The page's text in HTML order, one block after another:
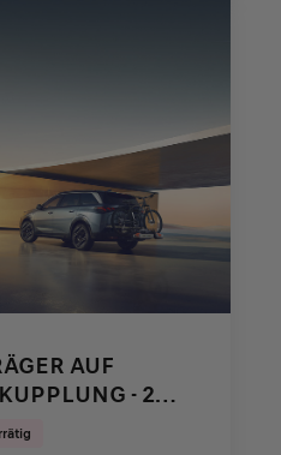
AUF
- 2